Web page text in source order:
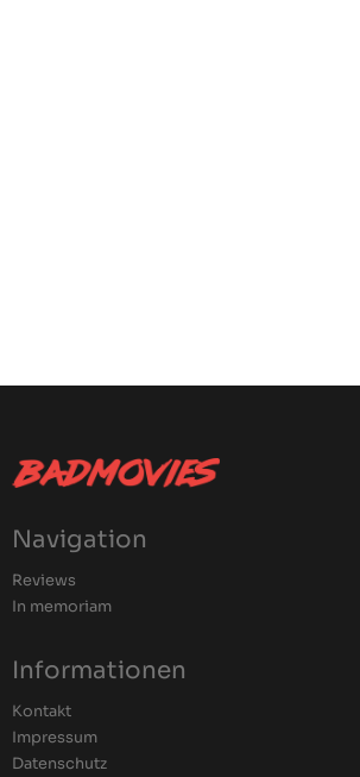
Navigation
Reviews
In memoriam
Informationen
Kontakt
Impressum
Datenschutz